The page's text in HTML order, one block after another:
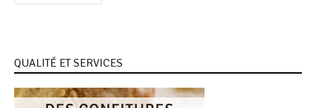
QUALITÉ ET SERVICES